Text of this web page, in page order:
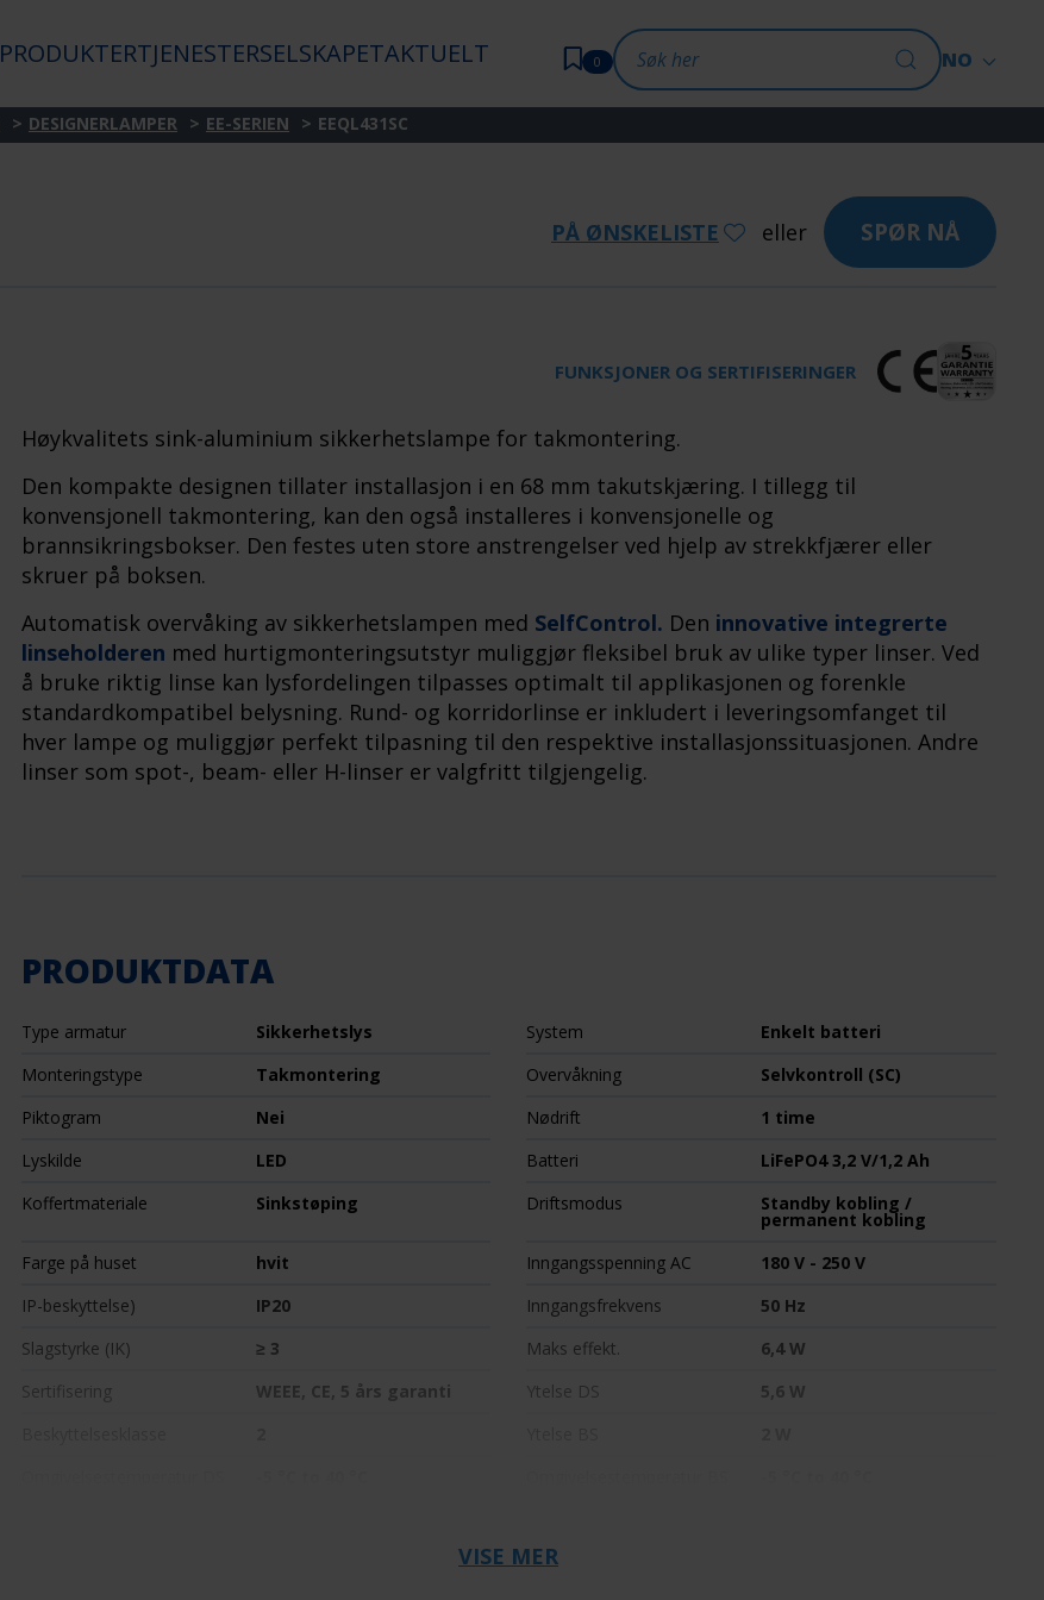
PRODUKTERTJENESTERSELSKAPETAKTUELT 0 NO
DESIGNERLAMPER EE-SERIEN EEQL431SC
PÅ ØNSKELISTE eller SPØR NÅ
FUNKSJONER OG SERTIFISERINGER
Høykvalitets sink-aluminium sikkerhetslampe for takmontering.
Den kompakte designen tillater installasjon i en 68 mm takutskjæring. I tillegg til
konvensjonell takmontering, kan den også installeres i konvensjonelle og
brannsikringsbokser. Den festes uten store anstrengelser ved hjelp av strekkfjærer eller
skruer på boksen.
Automatisk overvåking av sikkerhetslampen med SelfControl. Den innovative integrerte
linseholderen med hurtigmonteringsutstyr muliggjør fleksibel bruk av ulike typer linser. Ved
å bruke riktig linse kan lysfordelingen tilpasses optimalt til applikasjonen og forenkle
standardkompatibel belysning. Rund- og korridorlinse er inkludert i leveringsomfanget til
hver lampe og muliggjør perfekt tilpasning til den respektive installasjonssituasjonen. Andre
linser som spot-, beam- eller H-linser er valgfritt tilgjengelig.
PRODUKTDATA
Type armatur Sikkerhetslys System
Enkelt batteri
Monteringstype
Takmontering Overvåkning
Selvkontroll (SC)
Piktogram
Nei Nødrift
1 time
Lyskilde
LED Batteri
LiFePO4 3,2 V/1,2 Ah
Koffertmateriale
Sinkstøping Driftsmodus Standby kobling /
permanent kobling
Farge på huset
hvit Inngangsspenning AC
180 V - 250 V
IP-beskyttelse)
IP20 Inngangsfrekvens
50 Hz
Slagstyrke (IK)
≥ 3 Maks effekt.
6,4 W
Sertifisering
WEEE, CE, 5 års garanti Ytelse DS
5,6 W
Installasjonsdiameter
VISE MER